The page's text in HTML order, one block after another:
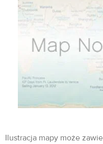
Ilustracja mapy może